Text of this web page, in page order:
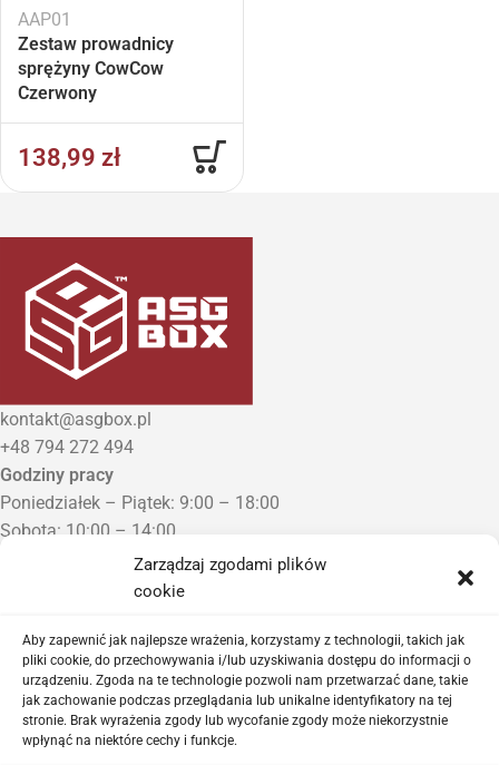
Zarządzaj zgodami plików
cookie
Aby zapewnić jak najlepsze wrażenia, korzystamy z technologii, takich jak
pliki cookie, do przechowywania i/lub uzyskiwania dostępu do informacji o
urządzeniu. Zgoda na te technologie pozwoli nam przetwarzać dane, takie
jak zachowanie podczas przeglądania lub unikalne identyfikatory na tej
stronie. Brak wyrażenia zgody lub wycofanie zgody może niekorzystnie
wpłynąć na niektóre cechy i funkcje.
AAP01
Zestaw prowadnicy
sprężyny CowCow
Czerwony
138,99 zł
kontakt@asgbox.pl
+48 794 272 494
Godziny pracy
Poniedziałek – Piątek: 9:00 – 18:00
Sobota: 10:00 – 14:00
Niedziela: Zamknięte
Punkt Odbioru zamówień
Proszę o wcześniejszy kontakt telefoniczny
Sklep airsoftowy i serwis replik ASG